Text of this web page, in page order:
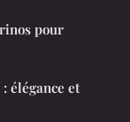
pour
élégance et